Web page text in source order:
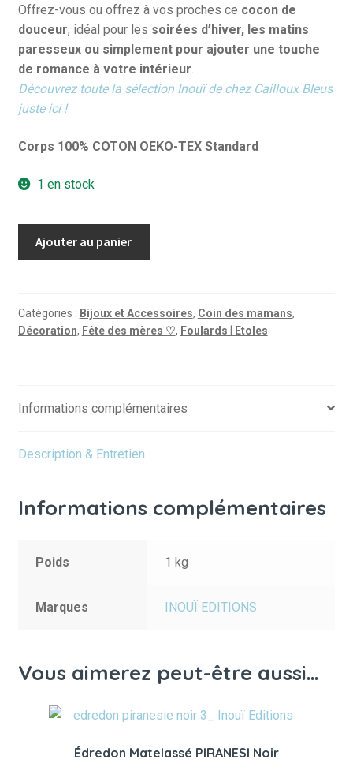
Offrez-vous ou offrez à vos proches ce cocon de
douceur, idéal pour les soirées d’hiver, les matins
paresseux ou simplement pour ajouter une touche
de romance à votre intérieur.
Découvrez toute la sélection Inouï de chez Cailloux Bleus
juste ici !
Corps 100% COTON OEKO-TEX Standard
1 en stock
PIRANESI
Rouge
Ajouter au panier
Catégories : Bijoux et Accessoires, Coin des mamans,
Décoration, Fête des mères ♡, Foulards Ⅰ Etoles
Informations complémentaires
Description & Entretien
Informations complémentaires
Poids 1 kg
Marques INOUÏ EDITIONS
Vous aimerez peut-être aussi…
Édredon Matelassé PIRANESI Noir